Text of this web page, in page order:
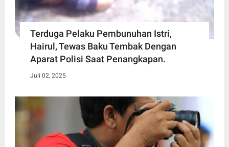
Terduga Pelaku Pembunuhan Istri,
Hairul, Tewas Baku Tembak Dengan
Aparat Polisi Saat Penangkapan.
Juli 02, 2025